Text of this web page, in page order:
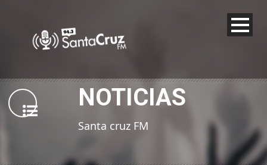
NOTICIAS
Santa cruz FM